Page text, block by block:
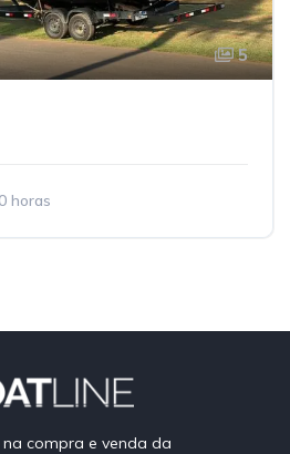
5
horas
compra e venda da